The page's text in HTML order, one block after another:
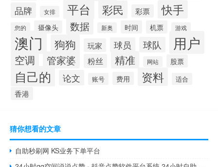
品牌 女排 平台 彩民 彩票 快手
您的 摄像头 数据 新奥 时间 机票 游戏
澳门 狗狗 玩家 球员 球队 用户
空调 管家婆 粉丝 精准 网站 股票
自己的 论文 账号 费用 资料 适合
香港
猜你想看的文章
自助秒刷网 KS业务下单平台